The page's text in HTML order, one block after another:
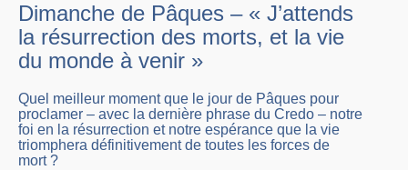
Dimanche de Pâques – « J’attends
la résurrection des morts, et la vie
du monde à venir »
Quel meilleur moment que le jour de Pâques pour
proclamer – avec la dernière phrase du Credo – notre
foi en la résurrection et notre espérance que la vie
triomphera définitivement de toutes les forces de
mort ?